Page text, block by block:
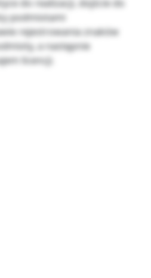
do realizacji, dojście do
podmiotami
rejestrowania znaków
a następnie
licencji.